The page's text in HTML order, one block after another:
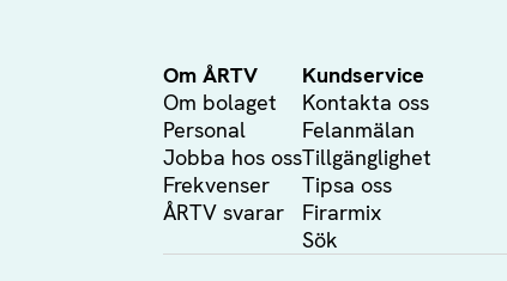
Om ÅRTV
Om bolaget
Personal
Jobba hos oss
Frekvenser
ÅRTV svarar
Kundservice
Kontakta oss
Felanmälan
Tillgänglighet
Tipsa oss
Firarmix
Sök